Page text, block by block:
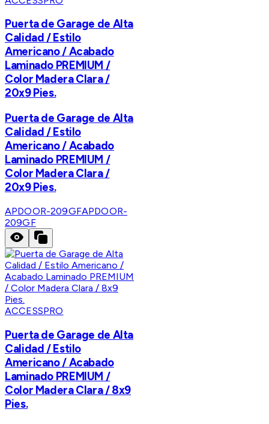
Puerta de Garage de Alta
Calidad / Estilo
Americano / Acabado
Laminado PREMIUM /
Color Madera Clara /
20x9 Pies.
Puerta de Garage de Alta
Calidad / Estilo
Americano / Acabado
Laminado PREMIUM /
Color Madera Clara /
20x9 Pies.
APDOOR-209GFAPDOOR-
209GF
ACCESSPRO
Puerta de Garage de Alta
Calidad / Estilo
Americano / Acabado
Laminado PREMIUM /
Color Madera Clara / 8x9
Pies.